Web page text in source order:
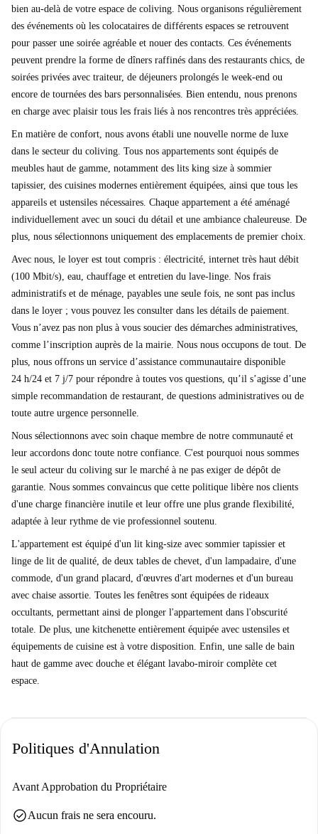
bien au-delà de votre espace de coliving. Nous organisons régulièrement
des événements où les colocataires de différents espaces se retrouvent
pour passer une soirée agréable et nouer des contacts. Ces événements
peuvent prendre la forme de dîners raffinés dans des restaurants chics, de
soirées privées avec traiteur, de déjeuners prolongés le week-end ou
encore de tournées des bars personnalisées. Bien entendu, nous prenons
en charge avec plaisir tous les frais liés à nos rencontres très appréciées.
En matière de confort, nous avons établi une nouvelle norme de luxe
dans le secteur du coliving. Tous nos appartements sont équipés de
meubles haut de gamme, notamment des lits king size à sommier
tapissier, des cuisines modernes entièrement équipées, ainsi que tous les
appareils et ustensiles nécessaires. Chaque appartement a été aménagé
individuellement avec un souci du détail et une ambiance chaleureuse. De
plus, nous sélectionnons uniquement des emplacements de premier choix.
Avec nous, le loyer est tout compris : électricité, internet très haut débit
(100 Mbit/s), eau, chauffage et entretien du lave-linge. Nos frais
administratifs et de ménage, payables une seule fois, ne sont pas inclus
dans le loyer ; vous pouvez les consulter dans les détails de paiement.
Vous n’avez pas non plus à vous soucier des démarches administratives,
comme l’inscription auprès de la mairie. Nous nous occupons de tout. De
plus, nous offrons un service d’assistance communautaire disponible
24 h/24 et 7 j/7 pour répondre à toutes vos questions, qu’il s’agisse d’une
simple recommandation de restaurant, de questions administratives ou de
toute autre urgence personnelle.
Nous sélectionnons avec soin chaque membre de notre communauté et
leur accordons donc toute notre confiance. C'est pourquoi nous sommes
le seul acteur du coliving sur le marché à ne pas exiger de dépôt de
garantie. Nous sommes convaincus que cette politique libère nos clients
d'une charge financière inutile et leur offre une plus grande flexibilité,
adaptée à leur rythme de vie professionnel soutenu.
L'appartement est équipé d'un lit king-size avec sommier tapissier et
linge de lit de qualité, de deux tables de chevet, d'un lampadaire, d'une
commode, d'un grand placard, d'œuvres d'art modernes et d'un bureau
avec chaise assortie. Toutes les fenêtres sont équipées de rideaux
occultants, permettant ainsi de plonger l'appartement dans l'obscurité
totale. De plus, une kitchenette entièrement équipée avec ustensiles et
équipements de cuisine est à votre disposition. Enfin, une salle de bain
haut de gamme avec douche et élégant lavabo-miroir complète cet
espace.
Politiques d'Annulation
Avant Approbation du Propriétaire
check_circleAucun frais ne sera encouru.